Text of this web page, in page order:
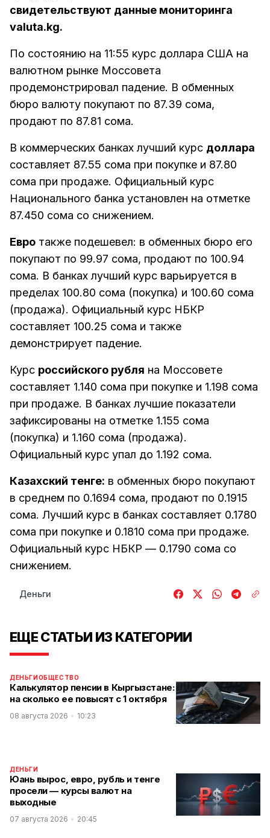
свидетельствуют данные мониторинга
valuta.kg.
По состоянию на 11:55 курс доллара США на
валютном рынке Моссовета
продемонстрировал падение. В обменных
бюро валюту покупают по 87.39 сома,
продают по 87.81 сома.
В коммерческих банках лучший курс доллара
составляет 87.55 сома при покупке и 87.80
сома при продаже. Официальный курс
Национального банка установлен на отметке
87.450 сома со снижением.
Евро также подешевел: в обменных бюро его
покупают по 99.97 сома, продают по 100.94
сома. В банках лучший курс варьируется в
пределах 100.80 сома (покупка) и 100.60 сома
(продажа). Официальный курс НБКР
составляет 100.25 сома и также
демонстрирует падение.
Курс российского рубля на Моссовете
составляет 1.140 сома при покупке и 1.198 сома
при продаже. В банках лучшие показатели
зафиксированы на отметке 1.155 сома
(покупка) и 1.160 сома (продажа).
Официальный курс упал до 1.192 сома.
Казахский тенге: в обменных бюро покупают
в среднем по 0.1694 сома, продают по 0.1915
сома. Лучший курс в банках составляет 0.1780
сома при покупке и 0.1810 сома при продаже.
Официальный курс НБКР — 0.1790 сома со
снижением.
Деньги
ЕЩЕ СТАТЬИ ИЗ КАТЕГОРИИ
ДЕНЬГИОБЩЕСТВО
Калькулятор пенсии в Кыргызстане:
на сколько ее повысят с 1 октября
08 августа 2026 10:23
ДЕНЬГИ
Юань вырос, евро, рубль и тенге
просели — курсы валют на
выходные
07 августа 2026 20:45